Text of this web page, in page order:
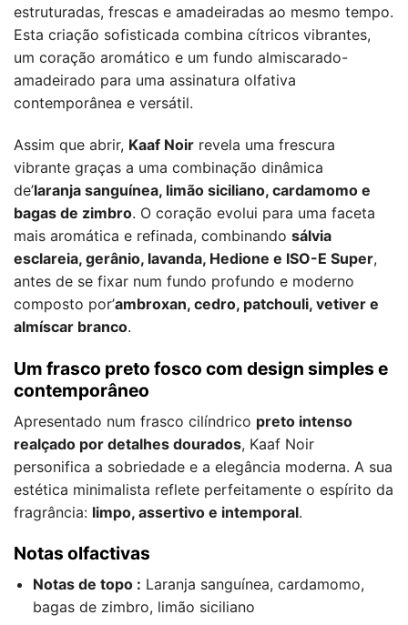
estruturadas, frescas e amadeiradas ao mesmo tempo.
Esta criação sofisticada combina cítricos vibrantes,
um coração aromático e um fundo almiscarado-
amadeirado para uma assinatura olfativa
contemporânea e versátil.
Assim que abrir, Kaaf Noir revela uma frescura
vibrante graças a uma combinação dinâmica
de’laranja sanguínea, limão siciliano, cardamomo e
bagas de zimbro. O coração evolui para uma faceta
mais aromática e refinada, combinando sálvia
esclareia, gerânio, lavanda, Hedione e ISO-E Super,
antes de se fixar num fundo profundo e moderno
composto por’ambroxan, cedro, patchouli, vetiver e
almíscar branco.
Um frasco preto fosco com design simples e
contemporâneo
Apresentado num frasco cilíndrico preto intenso
realçado por detalhes dourados, Kaaf Noir
personifica a sobriedade e a elegância moderna. A sua
estética minimalista reflete perfeitamente o espírito da
fragrância: limpo, assertivo e intemporal.
Notas olfactivas
Notas de topo : Laranja sanguínea, cardamomo,
bagas de zimbro, limão siciliano